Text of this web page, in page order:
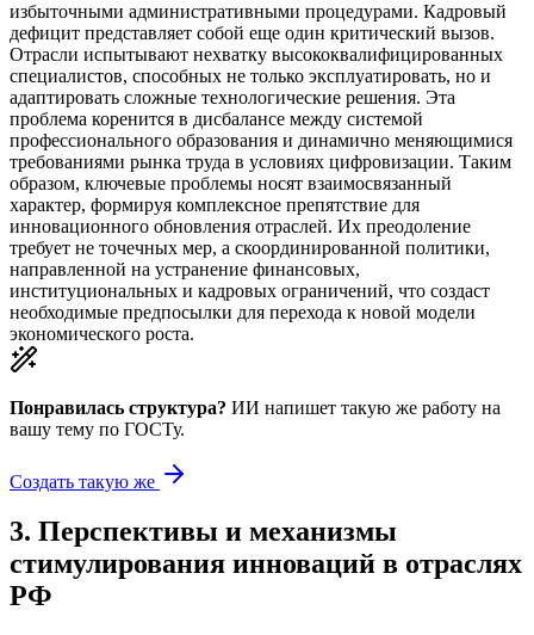
избыточными административными процедурами. Кадровый
дефицит представляет собой еще один критический вызов.
Отрасли испытывают нехватку высококвалифицированных
специалистов, способных не только эксплуатировать, но и
адаптировать сложные технологические решения. Эта
проблема коренится в дисбалансе между системой
профессионального образования и динамично меняющимися
требованиями рынка труда в условиях цифровизации. Таким
образом, ключевые проблемы носят взаимосвязанный
характер, формируя комплексное препятствие для
инновационного обновления отраслей. Их преодоление
требует не точечных мер, а скоординированной политики,
направленной на устранение финансовых,
институциональных и кадровых ограничений, что создаст
необходимые предпосылки для перехода к новой модели
экономического роста.
Понравилась структура? ИИ напишет такую же работу на
вашу тему по ГОСТу.
Создать такую же
3. Перспективы и механизмы
стимулирования инноваций в отраслях
РФ